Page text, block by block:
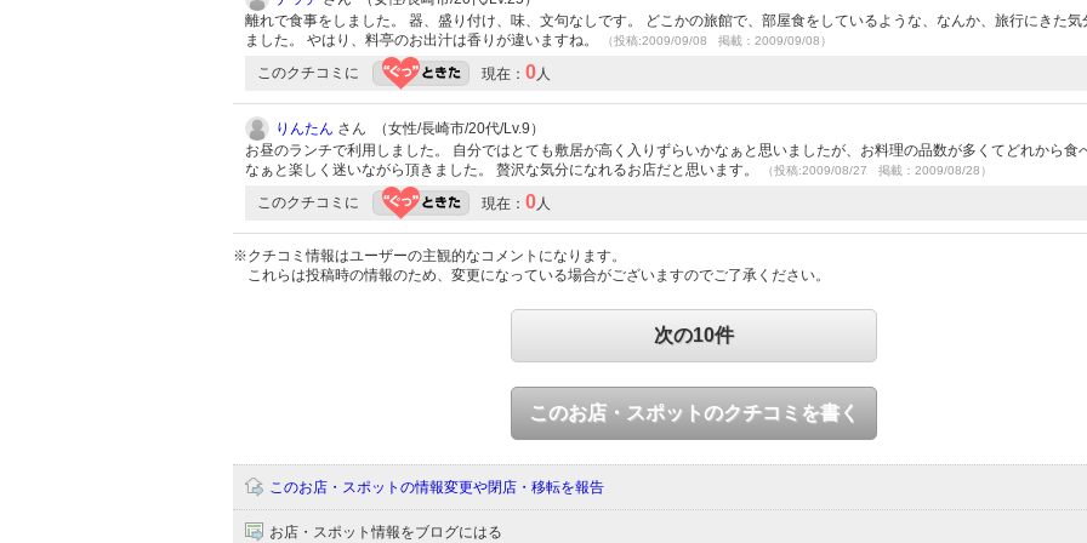
離れで食事をしました。 器、盛り付け、味、文句なしです。 どこかの旅館で、部屋食をしているような、なんか、旅行にきた気
ました。 やはり、料亭のお出汁は香りが違いますね。
（投稿:2009/09/08 掲載：2009/09/08）
このクチコミに 現在： 0人
りんたん さん （女性/長崎市/20代/Lv.9）
お昼のランチで利用しました。 自分ではとても敷居が高く入りずらいかなぁと思いましたが、お料理の品数が多くてどれから食
なぁと楽しく迷いながら頂きました。 贅沢な気分になれるお店だと思います。
（投稿:2009/08/27 掲載：2009/08/28）
このクチコミに 現在： 0人
※クチコミ情報はユーザーの主観的なコメントになります。
これらは投稿時の情報のため、変更になっている場合がございますのでご了承ください。
次の10件
このお店・スポットのクチコミを書く
このお店・スポットの情報変更や閉店・移転を報告
お店・スポット情報をブログにはる